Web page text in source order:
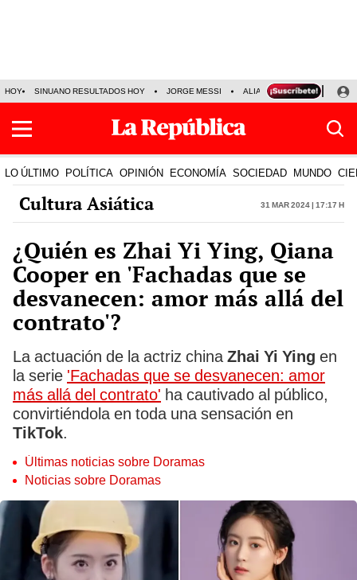
HOY SINUANO RESULTADOS HOY JORGE MESSI ALIANZA LIMA VS SPORT
LO ÚLTIMO POLÍTICA OPINIÓN ECONOMÍA SOCIEDAD MUNDO
Cultura Asiática 31 Mar 2024 | 17:17 h
¿Quién es Zhai Yi Ying, Qiana
Cooper en 'Fachadas que se
desvanecen: amor más allá del
contrato'?
La actuación de la actriz china Zhai Yi Ying en
la serie 'Fachadas que se desvanecen: amor
más allá del contrato' ha cautivado al público,
convirtiéndola en toda una sensación en
TikTok.
Últimas noticias sobre Doramas
Noticias sobre Doramas